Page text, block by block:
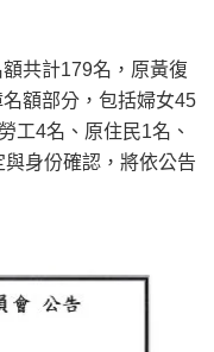
共計179名，原黃復
額部分，包括婦女45
工4名、原住民1名、
身份確認，將依公告